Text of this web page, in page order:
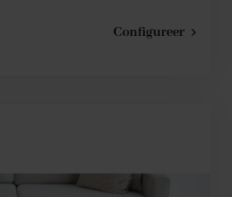
Configureer